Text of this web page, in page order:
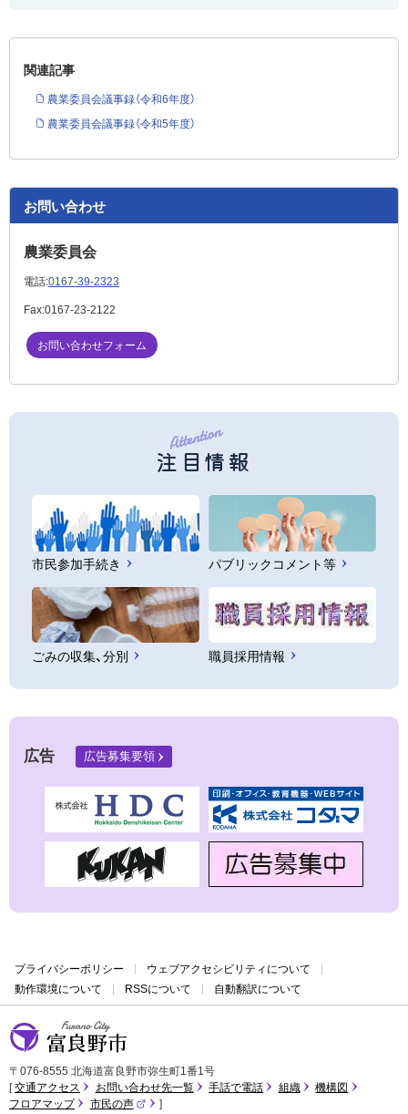
関連記事
農業委員会議事録（令和6年度）
農業委員会議事録（令和5年度）
お問い合わせ
農業委員会
電話:0167-39-2323
Fax:0167-23-2122
お問い合わせフォーム
注目情報
市民参加手続き パブリックコメント等
ごみの収集、分別 職員採用情報
広告 広告募集要領
プライバシーポリシー
ウェブアクセシビリティについて
動作環境について
RSSについて 自動翻訳について
〒076-8555 北海道富良野市弥生町1番1号
交通アクセス
お問い合わせ先一覧 手話で電話 組織
機構図
フロアマップ
市民の声